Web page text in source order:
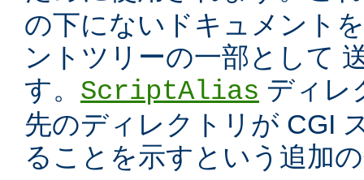
の下にないドキュメント
ントツリーの一部として
す。 ScriptAlias ディレ
先のディレクトリが CGI
ることを示すという追加